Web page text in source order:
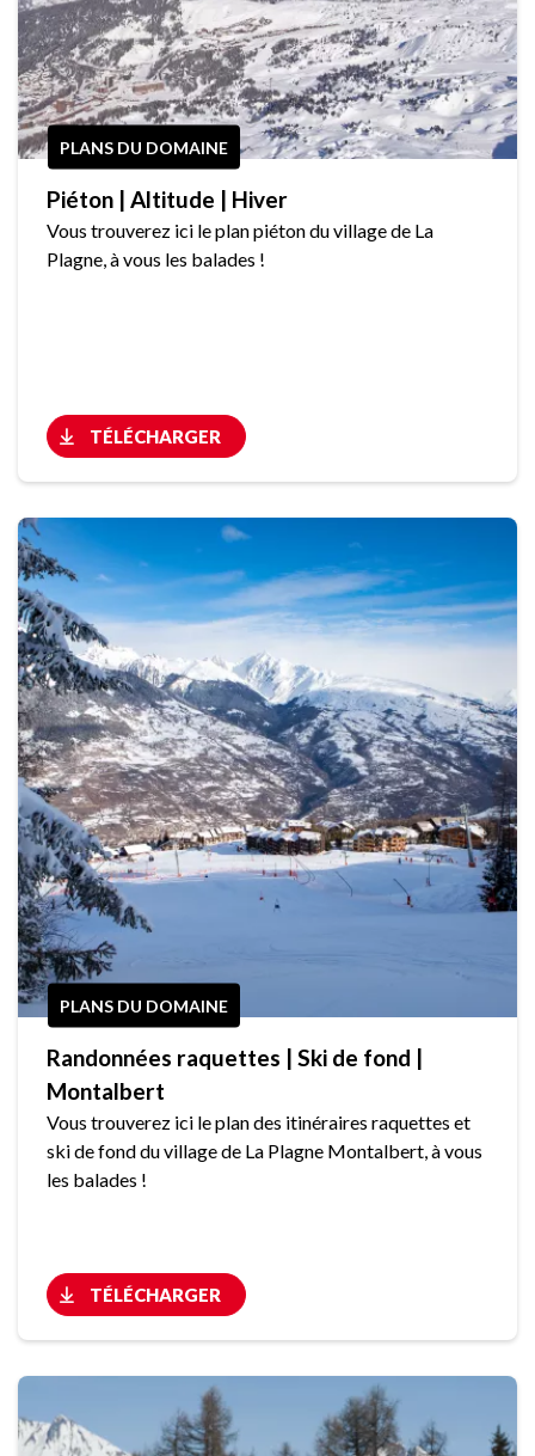
PLANS DU DOMAINE
Piéton | Altitude | Hiver
Vous trouverez ici le plan piéton du village de La
Plagne, à vous les balades !
TÉLÉCHARGER
PLANS DU DOMAINE
Randonnées raquettes | Ski de fond |
Montalbert
Vous trouverez ici le plan des itinéraires raquettes et
ski de fond du village de La Plagne Montalbert, à vous
les balades !
TÉLÉCHARGER